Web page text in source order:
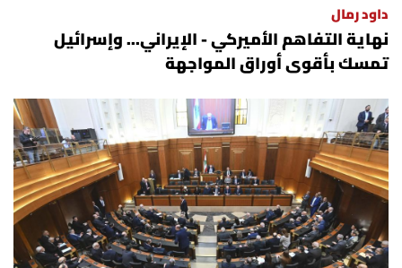
داود رمال
نهاية التفاهم الأميركي - الإيراني... وإسرائيل
تمسك بأقوى أوراق المواجهة